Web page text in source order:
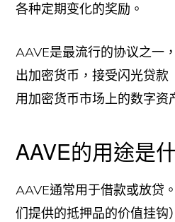
各种定期变化的奖励。
AAVE是最流行的协议之一
出加密货币，接受闪光贷款
用加密货币市场上的数字资
AAVE的用途是
AAVE通常用于借款或放贷
们提供的抵押品的价值挂钩